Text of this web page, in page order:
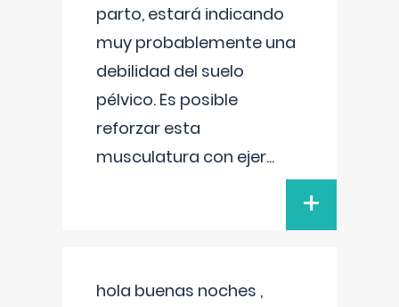
parto, estará indicando
muy probablemente una
debilidad del suelo
pélvico. Es posible
reforzar esta
musculatura con ejer...
+
hola buenas noches ,